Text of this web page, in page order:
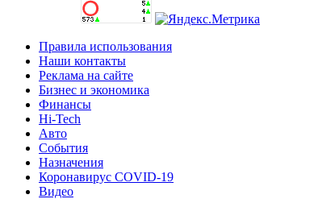
Правила использования
Наши контакты
Реклама на сайте
Бизнес и экономика
Финансы
Hi-Tech
Авто
События
Назначения
Коронавирус COVID-19
Видео